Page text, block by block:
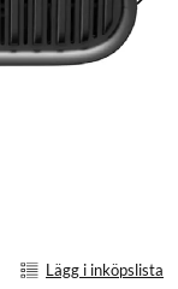
Lägg i inköpslista